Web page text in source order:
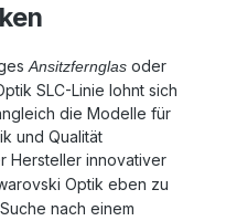
Ansitzfernglas oder
SLC-Linie lohnt sich
die Modelle für
und Qualität
Hersteller innovativer
Optik eben zu
nach einem